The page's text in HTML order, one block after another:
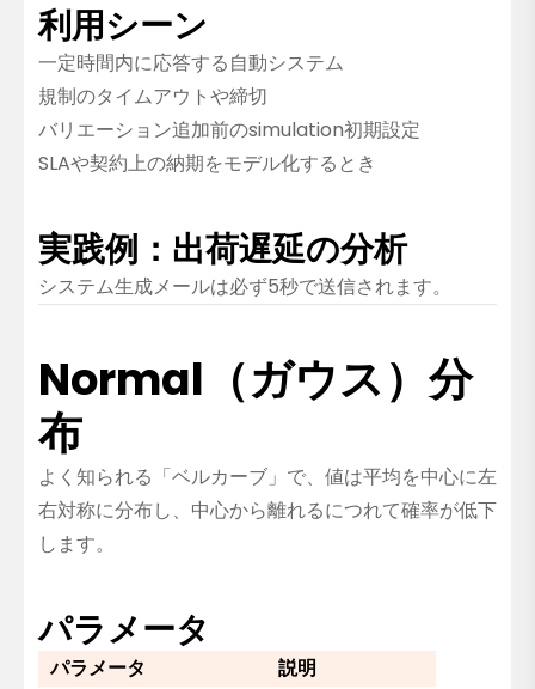
利用シーン
一定時間内に応答する自動システム
規制のタイムアウトや締切
バリエーション追加前のsimulation初期設定
SLAや契約上の納期をモデル化するとき
実践例：出荷遅延の分析
システム生成メールは必ず5秒で送信されます。
Normal（ガウス）分
布
よく知られる「ベルカーブ」で、値は平均を中心に左
右対称に分布し、中心から離れるにつれて確率が低下
します。
パラメータ
パラメータ
説明